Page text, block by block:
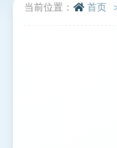
当前位置： 首页